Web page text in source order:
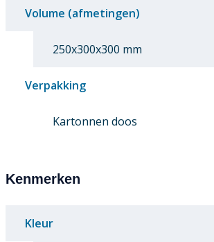
Volume (afmetingen)
250x300x300 mm
Verpakking
Kartonnen doos
Kenmerken
Kleur